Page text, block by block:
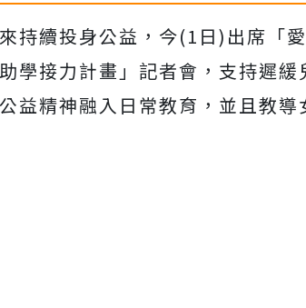
持續投身公益，今(1 日) 出席「
學接力計畫」記者會，支持遲緩
益精神融入日常教育，並且教導